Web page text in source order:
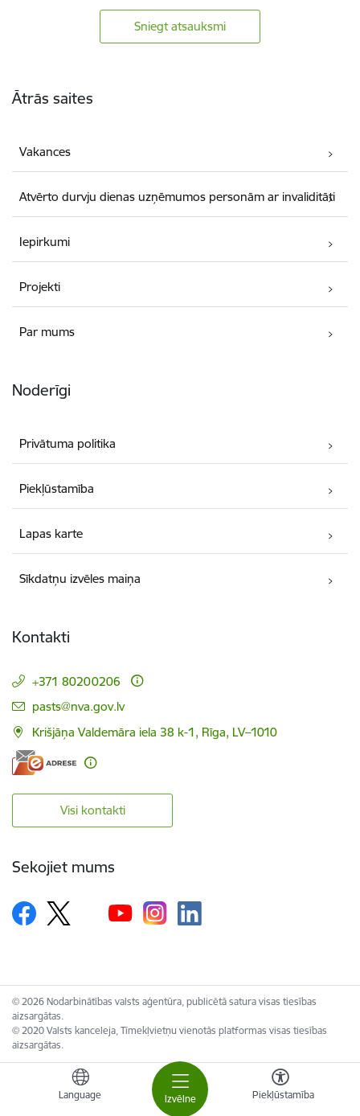
Izvēlne
Language Piekļūstamība
Sniegt atsauksmi
Ātrās saites
Vakances
Atvērto durvju dienas uzņēmumos personām ar invaliditāti
Iepirkumi
Projekti
Par mums
Noderīgi
Privātuma politika
Piekļūstamība
Lapas karte
Sīkdatņu izvēles maiņa
Kontakti
+371 80200206
E-pasts:
pasts@nva.gov.lv
Krišjāņa Valdemāra iela 38 k-1, Rīga, LV–1010
Visi kontakti
Sekojiet mums
© 2026 Nodarbinātības valsts aģentūra, publicētā satura visas tiesības
aizsargātas.
© 2020 Valsts kanceleja, Tīmekļvietņu vienotās platformas visas tiesības
aizsargātas.